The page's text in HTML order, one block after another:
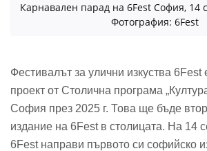
Карнавален парад на 6Fest София, 14
Фотография: 6Fest
Фестивалът за улични изкуства 6Fest
проект от Столична програма
София през 2025 г. Това ще бъде
издание на 6Fest в столицата. На 14
6Fest направи първото си софийско